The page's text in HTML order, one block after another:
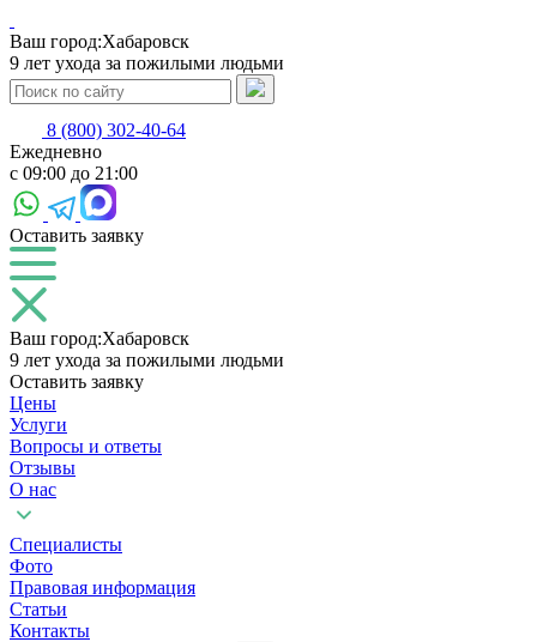
Ваш город:Хабаровск
9 лет ухода за пожилыми людьми
8 (800) 302-40-64
Ежедневно
с 09:00 до 21:00
Оставить заявку
Ваш город:Хабаровск
9 лет ухода за пожилыми людьми
Оставить заявку
Цены
Услуги
Вопросы и ответы
Отзывы
О нас
Специалисты
Фото
Правовая информация
Статьи
Контакты